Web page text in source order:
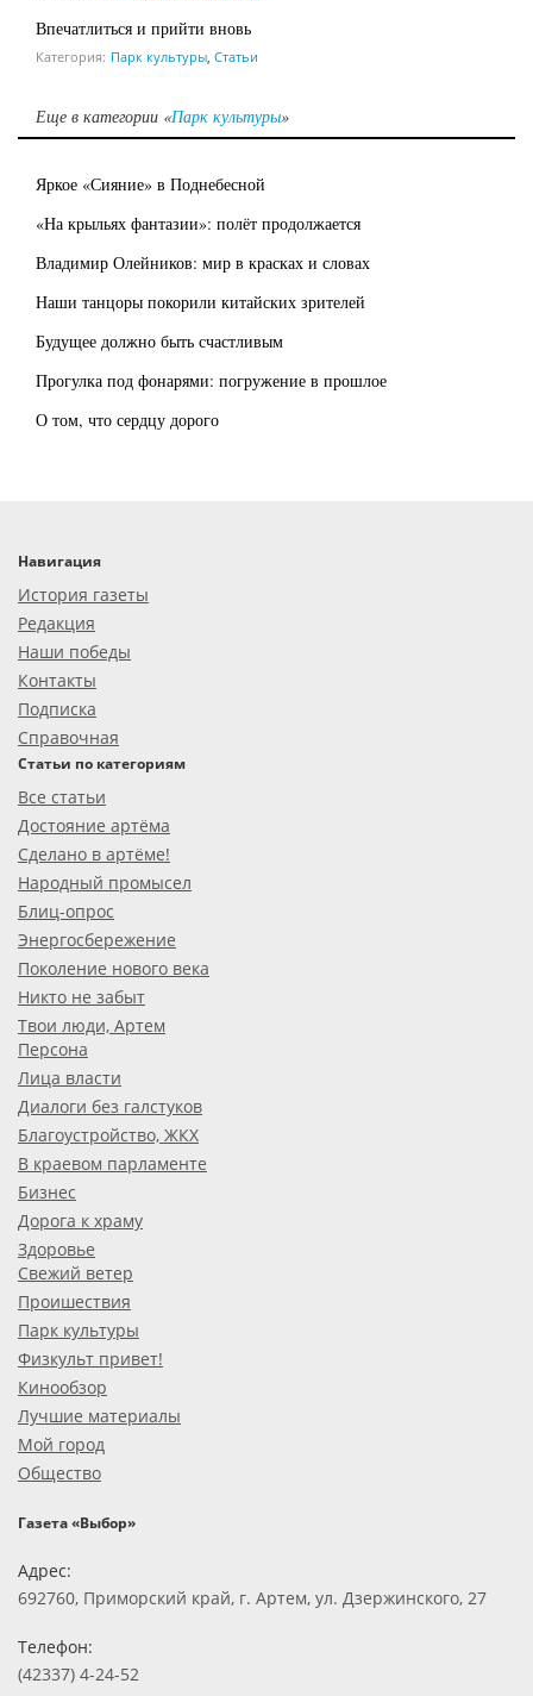
Впечатлиться и прийти вновь
Категория: Парк культуры Статьи
Еще в категории «Парк культуры»
Яркое «Сияние» в Поднебесной
«На крыльях фантазии»: полёт продолжается
Владимир Олейников: мир в красках и словах
Наши танцоры покорили китайских зрителей
Будущее должно быть счастливым
Прогулка под фонарями: погружение в прошлое
О том, что сердцу дорого
Навигация
История газеты
Редакция
Наши победы
Контакты
Подписка
Справочная
Статьи по категориям
Все статьи
Достояние артёма
Сделано в артёме!
Народный промысел
Блиц-опрос
Энергосбережение
Поколение нового века
Никто не забыт
Твои люди, Артем
Персона
Лица власти
Диалоги без галстуков
Благоустройство, ЖКХ
В краевом парламенте
Бизнес
Дорога к храму
Здоровье
Свежий ветер
Проишествия
Парк культуры
Физкульт привет!
Кинообзор
Лучшие материалы
Мой город
Общество
Газета «Выбор»
Адрес:
692760, Приморский край, г. Артем, ул. Дзержинского, 27
Телефон:
(42337) 4-24-52